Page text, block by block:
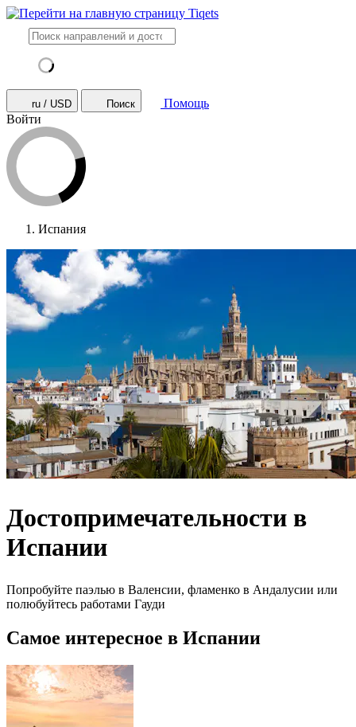
ru / USD Поиск
Помощь
Войти
Испания
Достопримечательности в
Испании
Попробуйте паэлью в Валенсии, фламенко в Андалусии или
полюбуйтесь работами Гауди
Самое интересное в Испании